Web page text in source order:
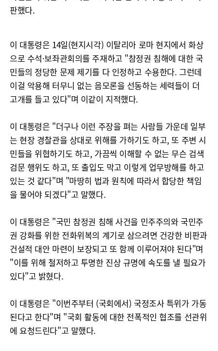
판했다.
이 대통령은 14일(현지시각) 이탈리아 로마 현지에서 화상
으로 수석·보좌관회의를 주재하고 "참정권 침해에 대한 국
민들의 정당한 문제 제기를 다 인정하고 수용한다. 그런데
이걸 악용해 터무니 없는 음모론을 선동하는 세력들이 더
고개를 들고 있다"며 이같이 지적했다.
이 대통령은 "더구나 이런 주장을 펴는 사람들 가운데 일부
는 현장 경찰관을 상대로 위해를 가하기도 하고, 또 주변 시
민들을 위협하기도 하고, 가끔씩 이해할 수 없는 무슨 검색
검문 행위도 하고, 또 출입도 막고 이렇게 업무방해를 하고
있는 것 같다"며 "마땅히 법과 원칙에 따라서 합당한 책임
을 물어야 되겠다"고 말했다.
이 대통령은 "국민 참정권 침해 사건을 민주주의와 국민주
권 강화를 위한 전화위복의 계기로 삼으려면 건강한 비판과
건설적 대안 마련이 보장되고 또 함께 이루어져야 된다"며
"이를 위해 철저하고 투명한 진상 규명에 속도를 낼 필요가
있다"고 밝혔다.
이 대통령은 "이번주부터 (국회에서) 국정조사 특위가 가동
된다고 한다"며 "국회 활동에 대한 전폭적인 협조를 선관위
에 요청드린다"고 말했다.